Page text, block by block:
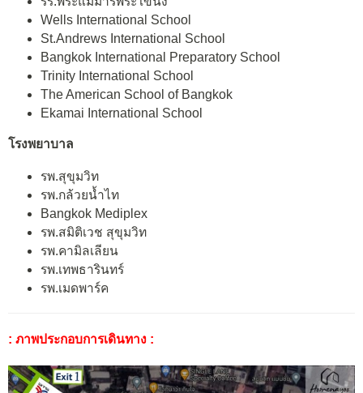
Wells International School
St.Andrews International School
Bangkok International Preparatory School
Trinity International School
The American School of Bangkok
Ekamai International School
โรงพยาบาล
รพ.สุขุมวิท
รพ.กล้วยน้ำไท
Bangkok Mediplex
รพ.สมิติเวช สุขุมวิท
รพ.คามิลเลียน
รพ.เทพธารินทร์
รพ.เมดพาร์ค
: ภาพประกอบการเดินทาง :